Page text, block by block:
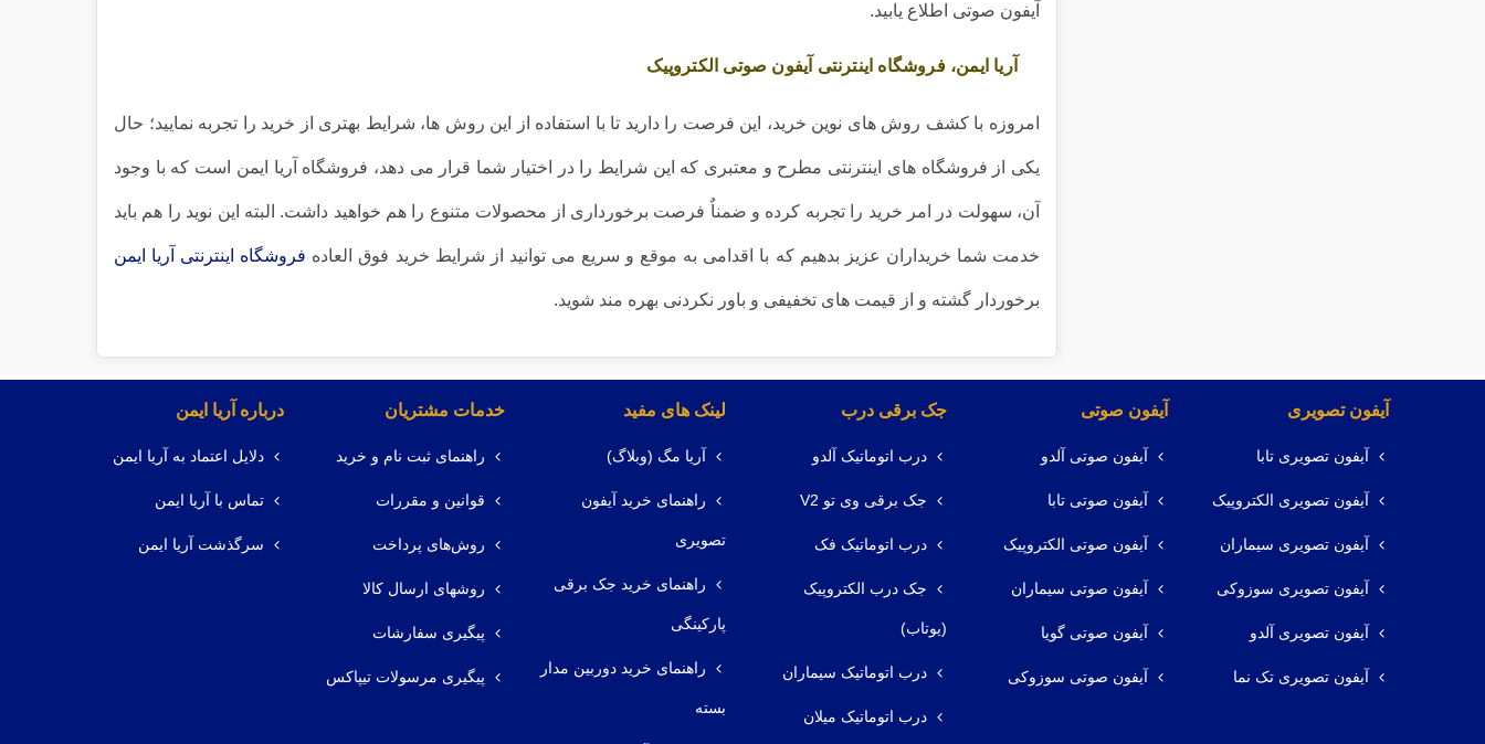
آیفون صوتی اطلاع یابید.
آریا ایمن، فروشگاه اینترنتی آیفون صوتی الکتروپیک
امروزه با کشف روش های نوین خرید، این فرصت را دارید تا با استفاده از این روش ها، شرایط بهتری از خرید را تجربه نمایید؛ حال
یکی از فروشگاه های اینترنتی مطرح و معتبری که این شرایط را در اختیار شما قرار می دهد، فروشگاه آریا ایمن است که با وجود
آن، سهولت در امر خرید را تجربه کرده و ضمناٌ فرصت برخورداری از محصولات متنوع را هم خواهید داشت. البته این نوید را هم باید
خدمت شما خریداران عزیز بدهیم که با اقدامی به موقع و سریع می توانید از شرایط خرید فوق العاده فروشگاه اینترنتی آریا ایمن
برخوردار گشته و از قیمت های تخفیفی و باور نکردنی بهره مند شوید.
آیفون تصویری
آیفون تصویری تابا
آیفون تصویری الکتروپیک
آیفون تصویری سیماران
آیفون تصویری سوزوکی
آیفون تصویری آلدو
آیفون تصویری تک نما
آیفون صوتی
آیفون صوتی آلدو
آیفون صوتی تابا
آیفون صوتی الکتروپیک
آیفون صوتی سیماران
آیفون صوتی گویا
آیفون صوتی سوزوکی
جک برقی درب
درب اتوماتیک آلدو
جک برقی وی تو V2
درب اتوماتیک فک
جک درب الکتروپیک
(یوتاب)
درب اتوماتیک سیماران
درب اتوماتیک میلان
لینک های مفید
آریا مگ (وبلاگ)
راهنمای خرید آیفون
تصویری
راهنمای خرید جک برقی
پارکینگی
راهنمای خرید دوربین مدار
بسته
خدمات مشتریان
راهنمای ثبت نام و خرید
قوانین و مقررات
روش‌های پرداخت
روشهای ارسال کالا
پیگیری سفارشات
پیگیری مرسولات تیپاکس
درباره آریا ایمن
دلایل اعتماد به آریا ایمن
تماس با آریا ایمن
سرگذشت آریا ایمن